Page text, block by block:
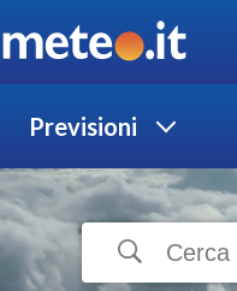
Previsioni